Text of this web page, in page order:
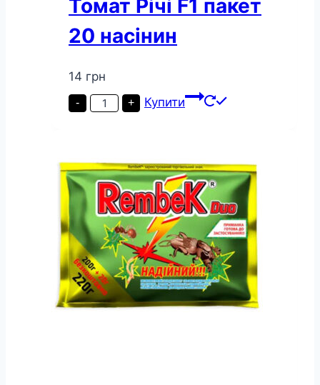
Томат Річі F1 пакет
20 насінин
14 грн
-
Томат
Річі
насінин
кількість
+ Купити